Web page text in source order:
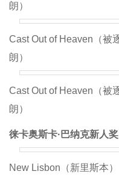
朗）
Cast Out of Heaven（被
朗）
Cast Out of Heaven（被
朗）
徕卡奥斯卡·巴纳克新人
New Lisbon（新里斯本